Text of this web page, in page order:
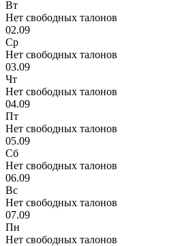
Вт
Нет свободных талонов
02.09
Ср
Нет свободных талонов
03.09
Чт
Нет свободных талонов
04.09
Пт
Нет свободных талонов
05.09
Сб
Нет свободных талонов
06.09
Вс
Нет свободных талонов
07.09
Пн
Нет свободных талонов